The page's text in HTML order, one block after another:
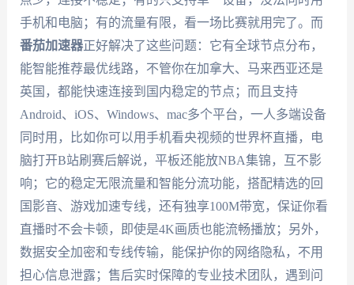
手机和电脑；有的流量有限，看一场比赛就用完了。而
番茄加速器正好解决了这些问题：它有全球节点分布，
能智能推荐最优线路，不管你在加拿大、马来西亚还是
英国，都能快速连接到国内稳定的节点；而且支持
Android、iOS、Windows、mac多个平台，一人多端设备
同时用，比如你可以用手机看央视频的世界杯直播，电
脑打开B站刷赛后解说，平板还能放NBA集锦，互不影
响；它的稳定无限流量和智能分流功能，搭配精选的回
国影音、游戏加速专线，还有独享100M带宽，保证你看
直播时不会卡顿，即使是4K画质也能流畅播放；另外，
数据安全加密和专线传输，能保护你的网络隐私，不用
担心信息泄露；售后实时保障的专业技术团队，遇到问